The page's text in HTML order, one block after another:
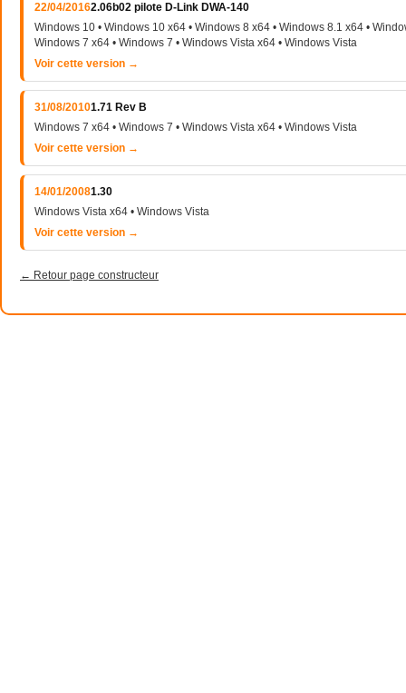
22/04/20162.06b02 pilote D-Link DWA-140
Windows 10 • Windows 10 x64 • Windows 8 x64 • Windows 8.1 x64 •
Windows 7 x64 • Windows 7 • Windows Vista x64 • Windows Vista
Voir cette version →
31/08/20101.71 Rev B
Windows 7 x64 • Windows 7 • Windows Vista x64 • Windows Vista
Voir cette version →
14/01/20081.30
Windows Vista x64 • Windows Vista
Voir cette version →
← Retour page constructeur